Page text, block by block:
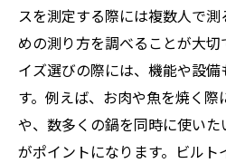
スを測定する際には複数人で
めの測り方を調べることが大
イズ選びの際には、機能や設
す。例えば、お肉や魚を焼く際
や、数多くの鍋を同時に使い
がポイントになります。ビル